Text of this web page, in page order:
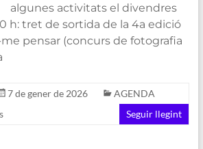
algunes activitats el divendres
h: tret de sortida de la 4a edició
pensar (concurs de fotografia
7 de gener de 2026
AGENDA
Seguir llegint